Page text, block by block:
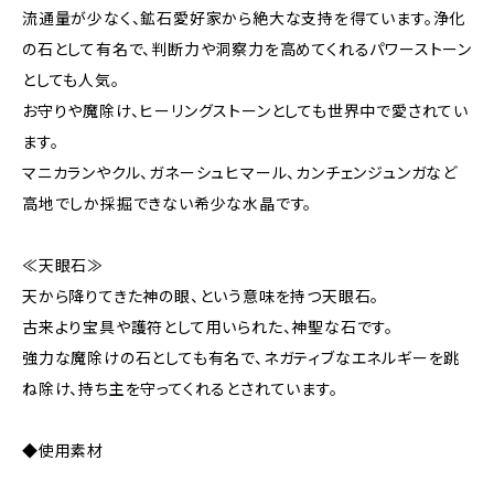
流通量が少なく、鉱石愛好家から絶大な支持を得ています。浄化
の石として有名で、判断力や洞察力を高めてくれるパワーストーン
としても人気。
お守りや魔除け、ヒーリングストーンとしても世界中で愛されてい
ます。
マニカランやクル、ガネーシュヒマール、カンチェンジュンガなど
高地でしか採掘できない希少な水晶です。
≪天眼石≫
天から降りてきた神の眼、という意味を持つ天眼石。
古来より宝具や護符として用いられた、神聖な石です。
強力な魔除けの石としても有名で、ネガティブなエネルギーを跳
ね除け、持ち主を守ってくれるとされています。
◆使用素材